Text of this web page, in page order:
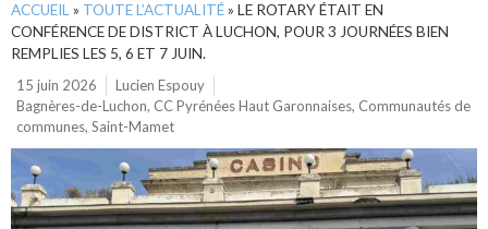
ACCUEIL » TOUTE L’ACTUALITÉ» LE ROTARY ÉTAIT EN
CONFÉRENCE DE DISTRICT À LUCHON, POUR 3 JOURNÉES BIEN
REMPLIES LES 5, 6 ET 7 JUIN.
15 juin 2026
Lucien Espouy
Bagnères-de-Luchon, CC Pyrénées Haut Garonnaises, Communautés de
communes, Saint-Mamet